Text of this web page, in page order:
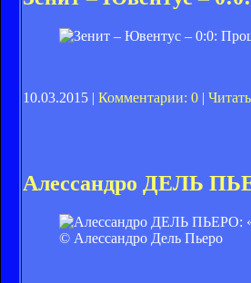
10.03.2015 | Комментарии: 0 |
Алессандро ДЕЛЬ
© Алессандро Дель Пьеро